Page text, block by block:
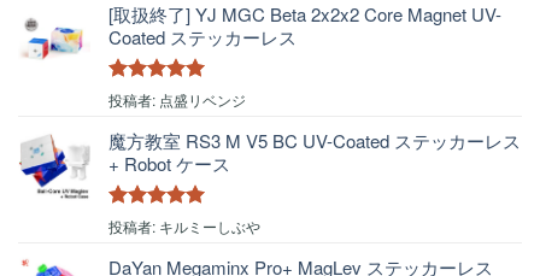
[取扱終了] YJ MGC Beta 2x2x2 Core Magnet UV-
Coated ステッカーレス
5段階中5の
投稿者: 点盛リベンジ
魔方教室 RS3 M V5 BC UV-Coated ステッカーレス
+ Robot ケース
5段階中5の
投稿者: キルミーしぶや
DaYan Megaminx Pro+ MagLev ステッカーレス